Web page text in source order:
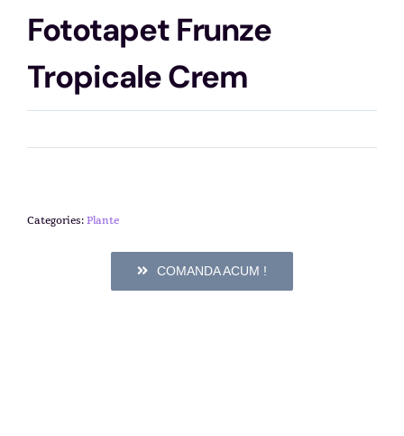
Fototapet Frunze
Tropicale Crem
Categories:Plante
COMANDA ACUM !